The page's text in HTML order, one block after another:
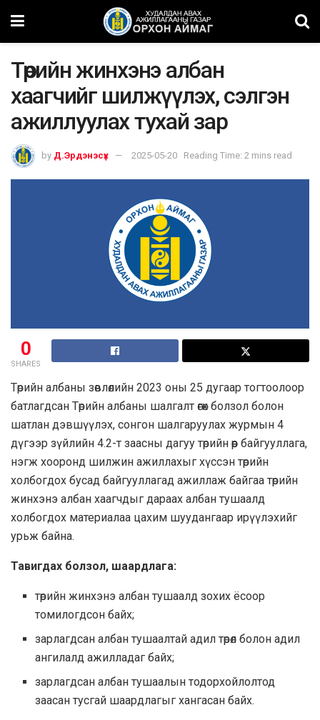
Төрийн жинхэнэ албан
хаагчийг шилжүүлэх, сэлгэн
ажиллуулах тухай зар
by Д.Эрдэнэсүх 2025-05-20 Reading Time: 2 mins read
0
SHARES
Төрийн албаны зөвлөлийн 2023 оны 25 дугаар тогтоолоор
батлагдсан Төрийн албаны шалгалт өгөх болзол болон
шатлан дэвшүүлэх, сонгон шалгаруулах журмын 4
дүгээр зүйлийн 4.2-т заасны дагуу төрийн өөр байгууллага,
нэгж хооронд шилжин ажиллахыг хүссэн төрийн
холбогдох бусад байгууллагад ажиллаж байгаа төрийн
жинхэнэ албан хаагчдыг дараах албан тушаалд
холбогдох материалаа цахим шуудангаар ирүүлэхийг
урьж байна.
Тавигдах болзол, шаардлага:
төрийн жинхэнэ албан тушаалд зохих ёсоор
томилогдсон байх;
зарлагдсан албан тушаалтай адил төрөл болон адил
ангилалд ажилладаг байх;
зарлагдсан албан тушаалын тодорхойлолтод
заасан тусгай шаардлагыг хангасан байх.